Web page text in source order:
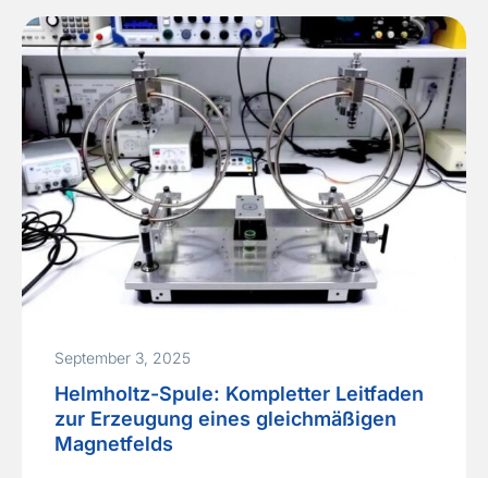
September 3, 2025
Helmholtz-Spule: Kompletter Leitfaden
zur Erzeugung eines gleichmäßigen
Magnetfelds